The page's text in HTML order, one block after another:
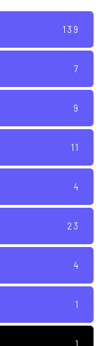
139
7
9
11
4
23
4
1